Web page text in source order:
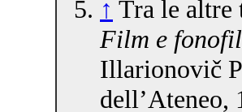
↑ Tra le
Film e
Illarionovič
dell’Ateneo,